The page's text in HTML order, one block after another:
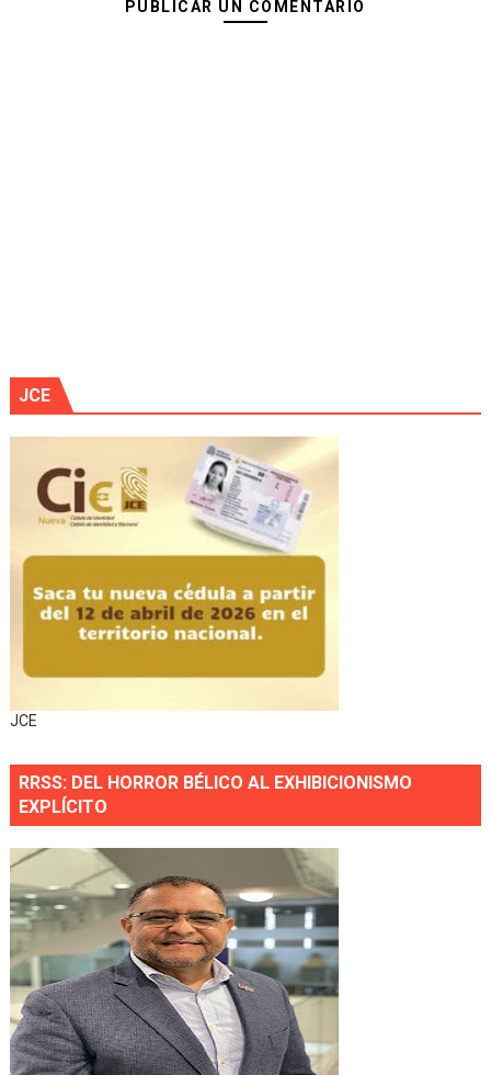
PUBLICAR UN COMENTARIO
JCE
JCE
RRSS: DEL HORROR BÉLICO AL EXHIBICIONISMO
EXPLÍCITO